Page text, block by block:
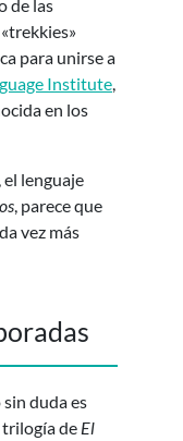
de las
para unirse a
Institute,
en los
, el lenguaje
, parece que
vez más
duda es
trilogía de El